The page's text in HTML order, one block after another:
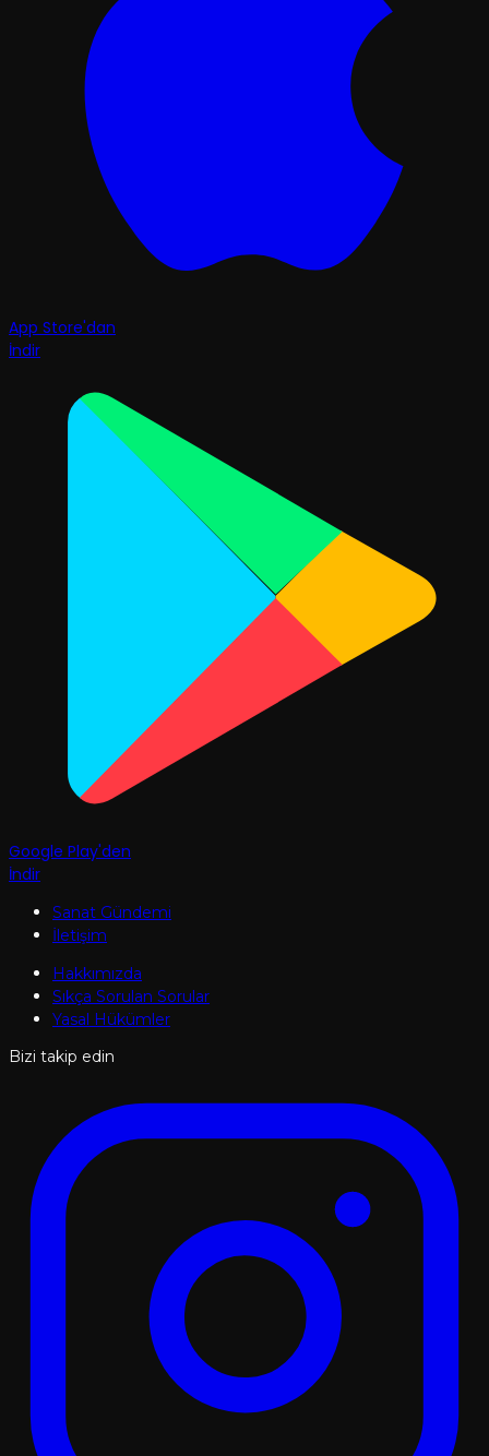
App Store'dan
İndir
Google Play'den
İndir
Sanat Gündemi
İletişim
Hakkımızda
Sıkça Sorulan Sorular
Yasal Hükümler
Bizi takip edin